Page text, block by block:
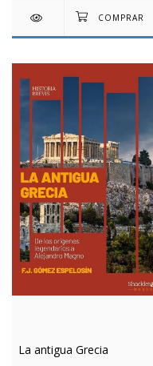
La antigua Grecia